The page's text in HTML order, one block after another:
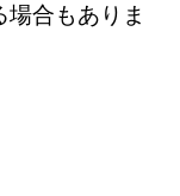
合もありま